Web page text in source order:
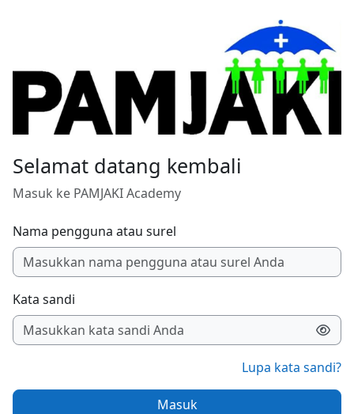
Selamat datang kembali
Masuk ke PAMJAKI Academy
Nama pengguna atau surel
Kata sandi
Lupa kata sandi?
Masuk